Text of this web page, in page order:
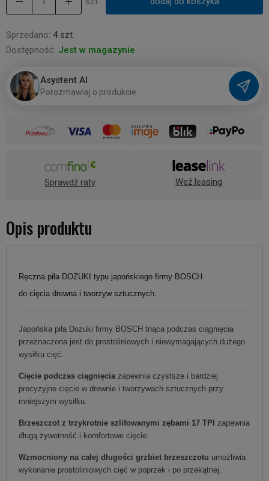
Sprzedano: 4 szt.
Dostępność: Jest w magazynie
Asystent AI
Porozmawiaj o produkcie
Sprawdź raty Weź leasing
Opis produktu
Ręczna piła DOZUKI typu japońskiego firmy BOSCH
do cięcia drewna i tworzyw sztucznych.
Japońska piła Dozuki firmy BOSCH tnąca podczas ciągnięcia
przeznaczona jest do prostoliniowych i niewymagających dużego
wysiłku cięć.
Cięcie podczas ciągnięcia zapewnia czystsze i bardziej
precyzyjne cięcie w drewnie i tworzywach sztucznych przy
mniejszym wysiłku.
Brzeszczot z trzykrotnie szlifowanymi zębami 17 TPI zapewnia
długą żywotność i komfortowe cięcie.
Wzmocniony na całej długości grzbiet brzeszczotu umożliwia
wykonanie prostoliniowych cięć w poprzek i po przekątnej.